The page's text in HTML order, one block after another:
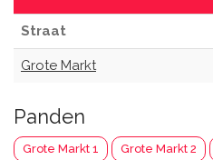
Straat
Grote Markt
Panden
Grote Markt 1 Grote Markt 2